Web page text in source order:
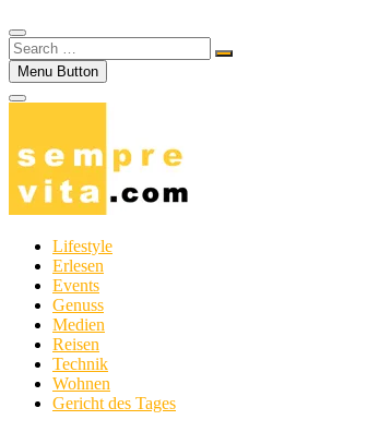
Search
…Menu Button
Lifestyle
Erlesen
Events
Genuss
Medien
Reisen
Technik
Wohnen
Gericht des Tages